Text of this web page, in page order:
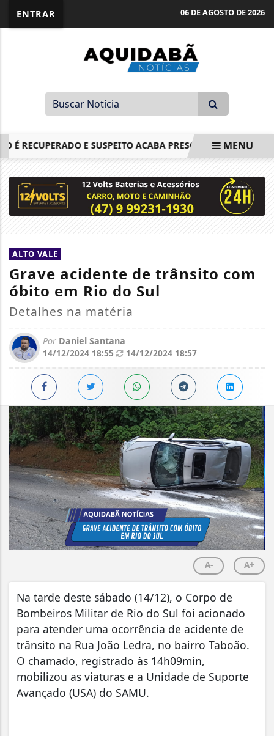
ENTRAR 06 DE AGOSTO DE 2026
RECUPERADO E SUSPEITO ACABA PRESO APÓS CERCO
MENU
ALTO VALE
Grave acidente de trânsito com
óbito em Rio do Sul
Detalhes na matéria
Por Daniel Santana
14/12/2024 18:55
14/12/2024 18:57
A- A+
Na tarde deste sábado (14/12), o Corpo de
Bombeiros Militar de Rio do Sul foi acionado
para atender uma ocorrência de acidente de
trânsito na Rua João Ledra, no bairro Taboão.
O chamado, registrado às 14h09min,
mobilizou as viaturas e a Unidade de Suporte
Avançado (USA) do SAMU.